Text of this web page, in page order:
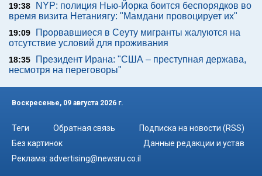
19:38
NYP: полиция Нью-Йорка боится беспорядков во
время визита Нетаниягу: "Мамдани провоцирует их"
19:09
Прорвавшиеся в Сеуту мигранты жалуются на
отсутствие условий для проживания
18:35
Президент Ирана: "США – преступная держава,
несмотря на переговоры"
Воскресенье, 09 августа 2026 г.
Теги Обратная связь
Подписка на новости (RSS)
Без картинок
Данные редакции и устав
Реклама: advertising@newsru.co.il